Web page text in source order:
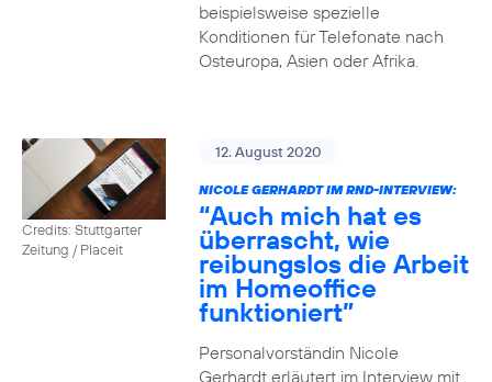
beispielsweise spezielle
Konditionen für Telefonate nach
Osteuropa, Asien oder Afrika.
Credits: Stuttgarter
Zeitung / Placeit
12. August 2020
NICOLE GERHARDT IM RND-INTERVIEW:
“Auch mich hat es
überrascht, wie
reibungslos die Arbeit
im Homeoffice
funktioniert”
Personalvorständin Nicole
Gerhardt erläutert im Interview mit